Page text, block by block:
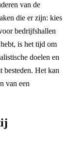
van de
die er zijn: kies
bedrijfshallen
is het tijd om
doelen en
besteden. Het kan
van een